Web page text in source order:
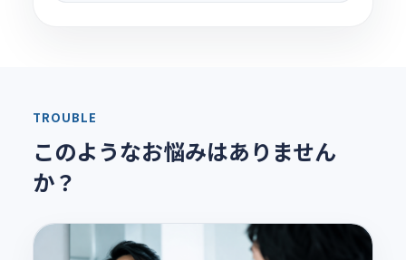
TROUBLE
このようなお悩みはありません
か？